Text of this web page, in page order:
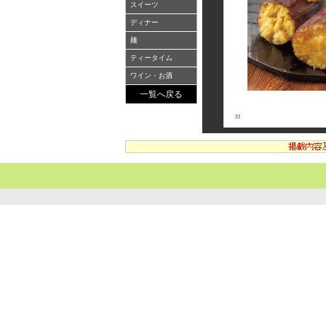
スイーツ
ディナー
麺
ティータイム
ワイン・お酒
一覧へ戻る